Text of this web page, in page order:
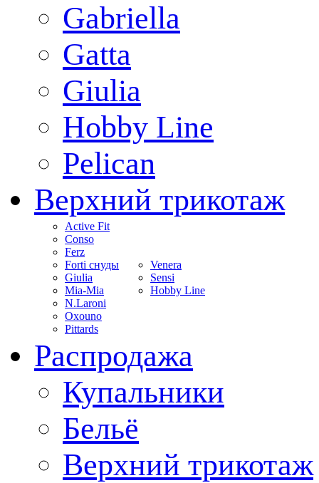
Gabriella
Gatta
Giulia
Hobby Line
Pelican
Верхний трикотаж
Active Fit
Conso
Ferz
Forti снуды
Giulia
Mia-Mia
N.Laroni
Oxouno
Pittards
Venera
Sensi
Hobby Line
Распродажа
Купальники
Бельё
Верхний трикотаж